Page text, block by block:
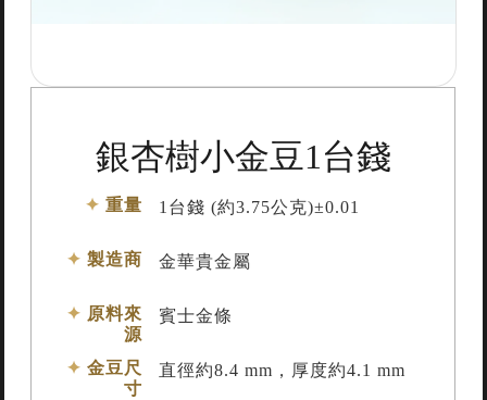
銀杏樹小金豆1台錢
重量 1台錢 (約3.75公克)±0.01
製造商 金華貴金屬
原料來
源
賓士金條
金豆尺
寸
直徑約8.4 mm，厚度約4.1 mm